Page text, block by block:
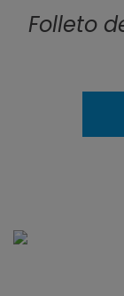
Folleto